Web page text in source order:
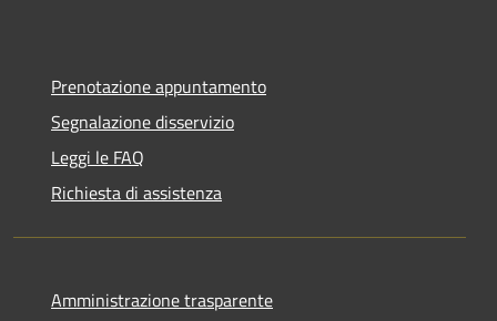
Prenotazione appuntamento
Segnalazione disservizio
Leggi le FAQ
Richiesta di assistenza
Amministrazione trasparente